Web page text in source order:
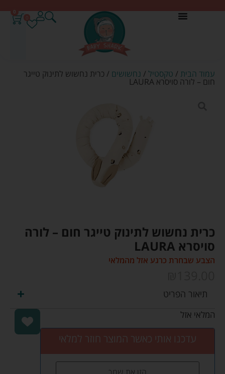
0
עמוד הבית / טקסטיל / נחשושים / כרית נחשוש לתינוק טייגר
חום – לורה סויסרא LAURA
כרית נחשוש לתינוק טייגר חום – לורה
סויסרא LAURA
הצבע שבחרת כרגע אזל מהמלאי
תיאור הפריט
המלאי אזל
עדכנו אותי כאשר המוצר חוזר למלאי